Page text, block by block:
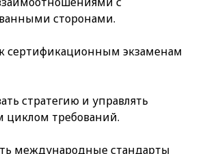
сторонами.
к сертификационным экзаменам
стратегию и управлять
требований.
международные стандарты